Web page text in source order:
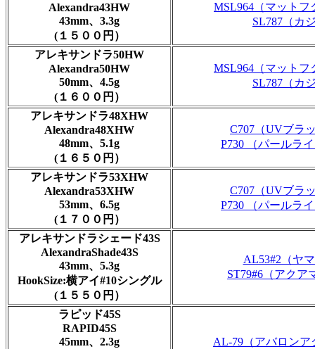
Alexandra43HW
43mm、3.3g
(１５００円）
MSL964（マットフ
SL787（カ
アレキサンドラ50HW
Alexandra50HW
50mm、4.5g
(１６００円）
MSL964（マットフ
SL787（カ
アレキサンドラ48XHW
Alexandra48XHW
48mm、5.1g
(１６５０円）
C707（UVブラ
P730 （パールラ
アレキサンドラ53XHW
Alexandra53XHW
53mm、6.5g
(１７００円）
C707（UVブラ
P730 （パールラ
アレキサンドラシェード43S
AlexandraShade43S
43mm、5.3g
HookSize:横アイ#10シングル
(１５５０円）
AL53#2（ヤ
ST79#6（アクア
ラピッド45S
RAPID45S
45mm、2.3g
AL-79（アバロンア